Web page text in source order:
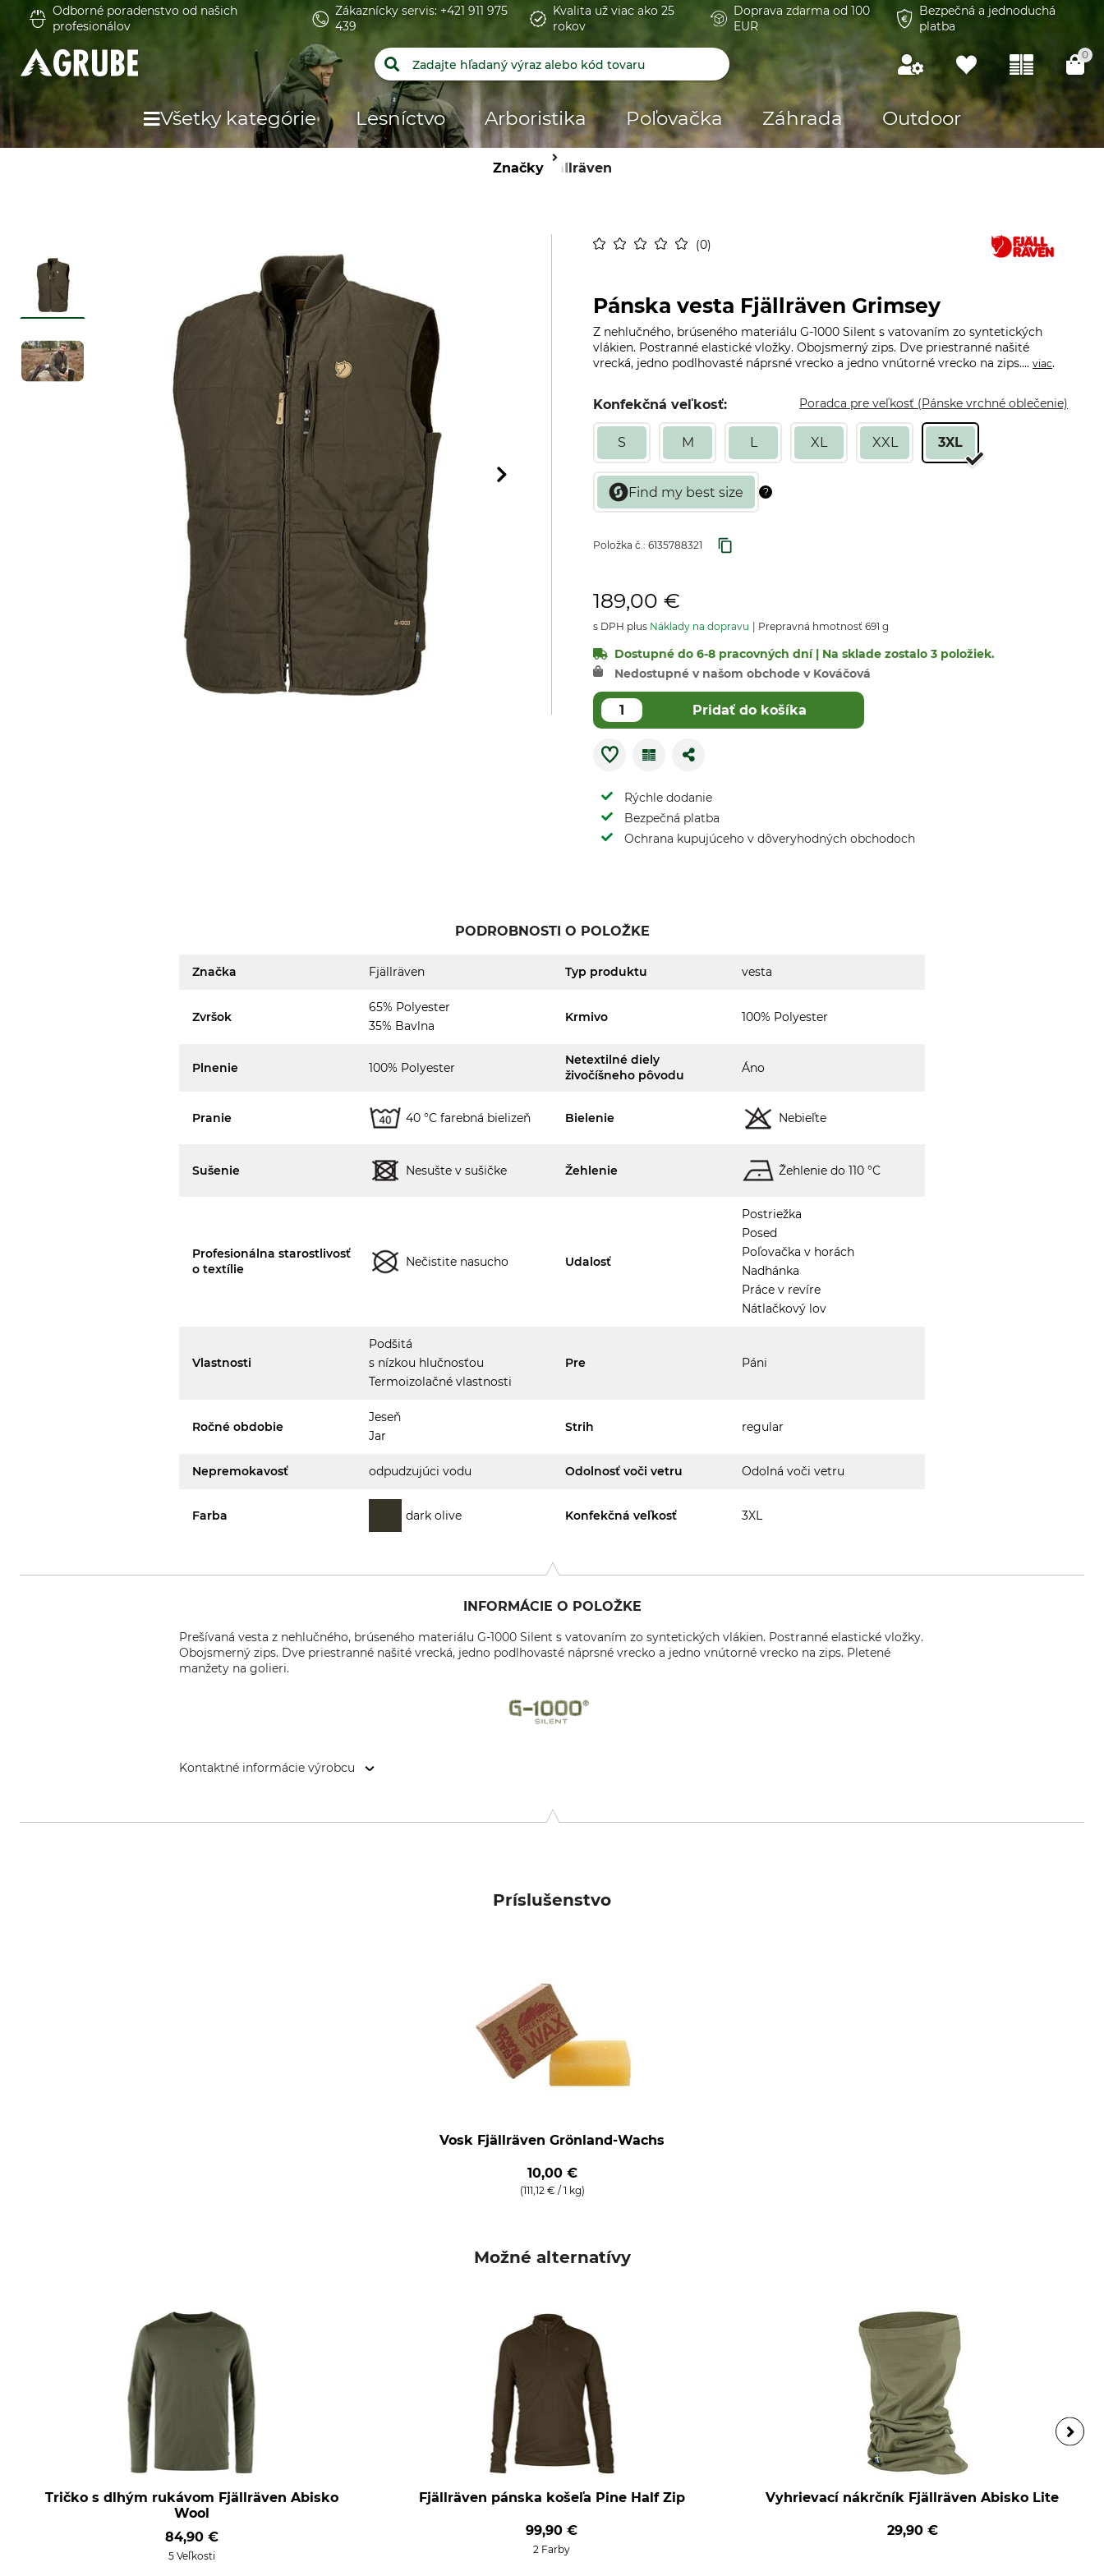
Odborné poradenstvo od našich
profesionálov
Zákaznícky servis: +421 911 975
439
Kvalita už viac ako 25
rokov
Doprava zdarma od 100
EUR
Bezpečná a jednoduchá
platba
0
Všetky kategórie Lesníctvo Arboristika Poľovačka Záhrada Outdoor
ZnačkyFjällräven
0
Pánska vesta Fjällräven Grimsey
Z nehlučného, brúseného materiálu G-1000 Silent s vatovaním zo syntetických
vlákien. Postranné elastické vložky. Obojsmerný zips. Dve priestranné našité
vrecká, jedno podlhovasté náprsné vrecko a jedno vnútorné vrecko na zips.... viac.
Konfekčná veľkosť: Poradca pre veľkosť (Pánske vrchné oblečenie)
S M L XL XXL 3XL
Položka č.: 6135788321
189,00 €
s DPH plus Náklady na dopravu Prepravná hmotnosť 691 g
Dostupné do 6-8 pracovných dní | Na sklade zostalo 3 položiek.
Nedostupné v našom obchode v Kováčová
Pridať do košíka
Rýchle dodanie
Bezpečná platba
Ochrana kupujúceho v dôveryhodných obchodoch
PODROBNOSTI O POLOŽKE
Značka Fjällräven Typ produktu vesta
Zvršok
65% Polyester
35% Bavlna
Krmivo 100% Polyester
Plnenie 100% Polyester
Netextilné diely
živočíšneho pôvodu
Áno
Pranie 40 °C farebná bielizeň Bielenie Nebieľte
Sušenie Nesušte v sušičke Žehlenie Žehlenie do 110 °C
Profesionálna starostlivosť
o textílie
Nečistite nasucho Udalosť
Postriežka
Posed
Poľovačka v horách
Nadhánka
Práce v revíre
Nátlačkový lov
Vlastnosti
Podšitá
s nízkou hlučnosťou
Termoizolačné vlastnosti
Pre Páni
Ročné obdobie
Jeseň
Jar
Strih regular
Nepremokavosť odpudzujúci vodu Odolnosť voči vetru Odolná voči vetru
Farba dark olive Konfekčná veľkosť 3XL
INFORMÁCIE O POLOŽKE
Prešívaná vesta z nehlučného, brúseného materiálu G-1000 Silent s vatovaním zo syntetických vlákien. Postranné elastické vložky.
Obojsmerný zips. Dve priestranné našité vrecká, jedno podlhovasté náprsné vrecko a jedno vnútorné vrecko na zips. Pletené
manžety na golieri.
Kontaktné informácie výrobcu
Príslušenstvo
Vosk Fjällräven Grönland-Wachs
10,00 €
(111,12 € / 1 kg)
Možné alternatívy
Tričko s dlhým rukávom Fjällräven Abisko
Wool
84,90 €
5 Veľkosti
Fjällräven pánska košeľa Pine Half Zip
99,90 €
2 Farby
Vyhrievací nákrčník Fjällräven Abisko Lite
29,90 €